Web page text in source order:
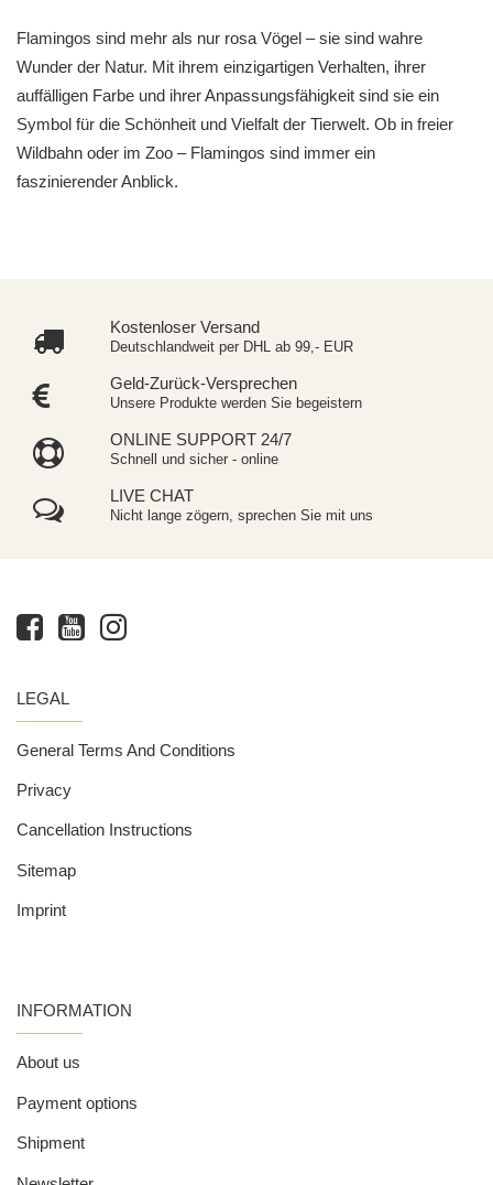
Flamingos sind mehr als nur rosa Vögel – sie sind wahre
Wunder der Natur. Mit ihrem einzigartigen Verhalten, ihrer
auffälligen Farbe und ihrer Anpassungsfähigkeit sind sie ein
Symbol für die Schönheit und Vielfalt der Tierwelt. Ob in freier
Wildbahn oder im Zoo – Flamingos sind immer ein
faszinierender Anblick.
Kostenloser Versand
Deutschlandweit per DHL ab 99,- EUR
Geld-Zurück-Versprechen
Unsere Produkte werden Sie begeistern
ONLINE SUPPORT 24/7
Schnell und sicher - online
LIVE CHAT
Nicht lange zögern, sprechen Sie mit uns
LEGAL
General Terms And Conditions
Privacy
Cancellation Instructions
Sitemap
Imprint
INFORMATION
About us
Payment options
Shipment